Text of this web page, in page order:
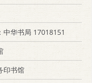
中华书局 17018151
印书馆